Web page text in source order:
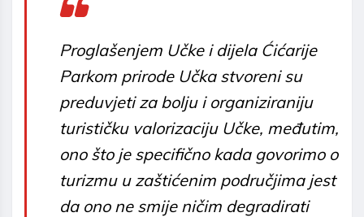
Proglašenjem Učke i dijela Ćićarije
Parkom prirode Učka stvoreni su
preduvjeti za bolju i organiziraniju
turističku valorizaciju Učke, međutim,
ono što je specifično kada govorimo o
turizmu u zaštićenim područjima jest
da ono ne smije ničim degradirati